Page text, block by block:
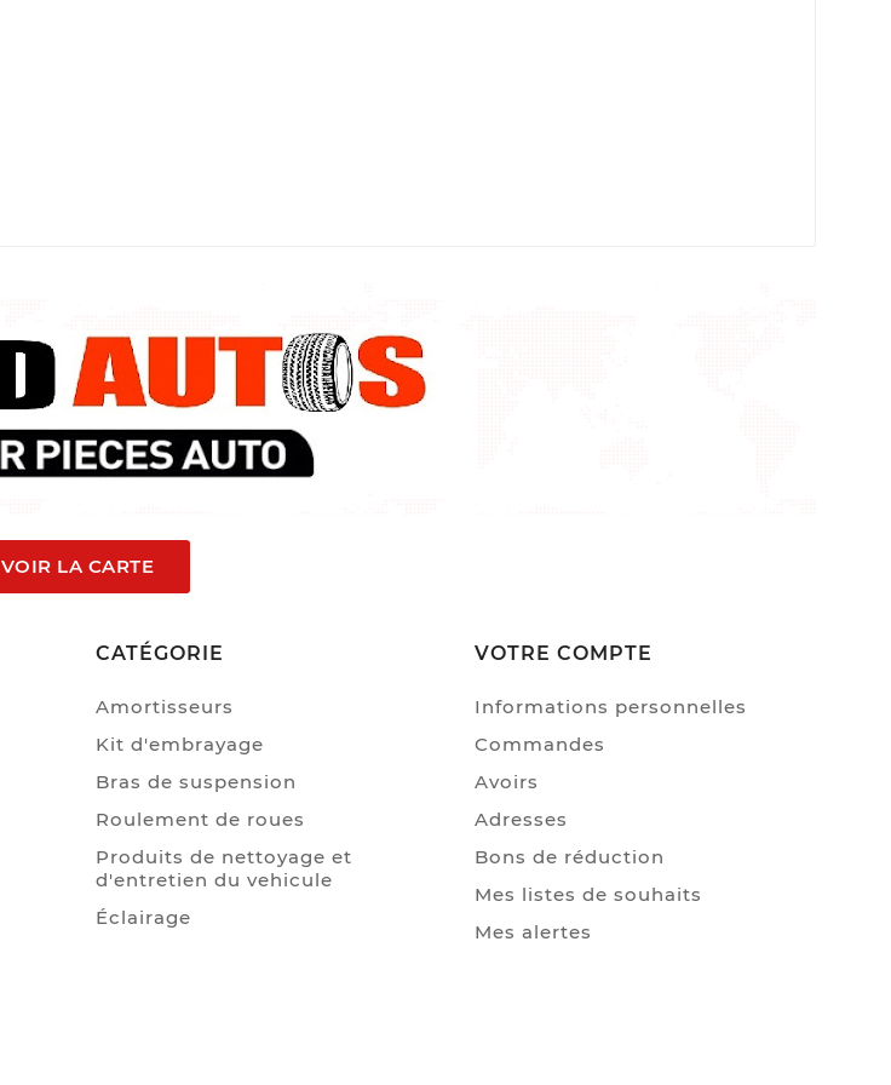
VOIR LA CARTE
CATÉGORIE
Amortisseurs
Kit d'embrayage
Bras de suspension
Roulement de roues
Produits de nettoyage et
d'entretien du vehicule
Éclairage
VOTRE COMPTE
Informations personnelles
Commandes
Avoirs
Adresses
Bons de réduction
Mes listes de souhaits
Mes alertes